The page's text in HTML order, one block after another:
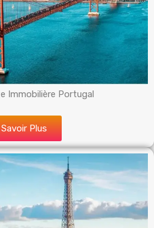
Immobilière Portugal
Plus